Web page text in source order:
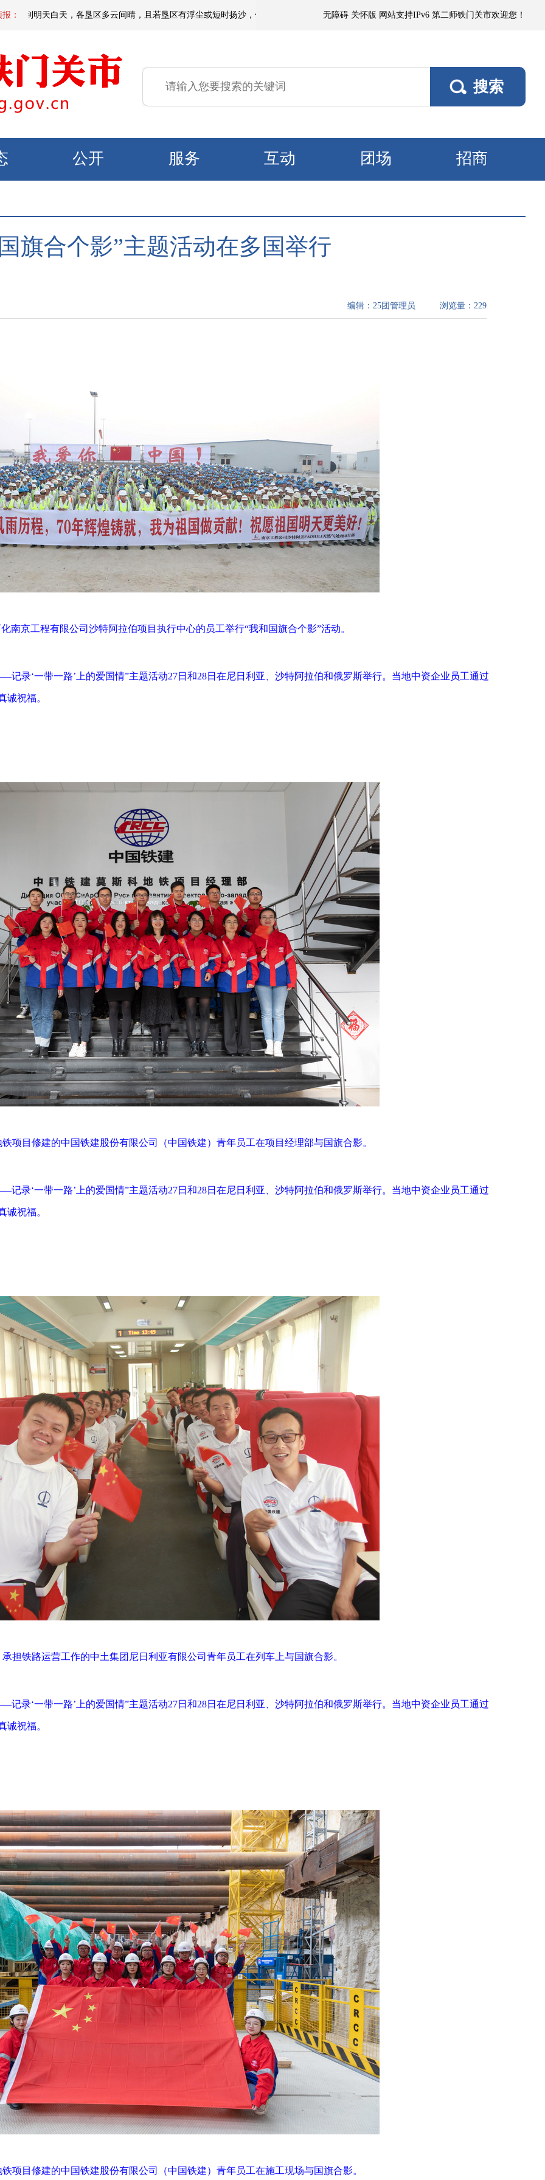
：
明天白天，各垦区多云间晴，且若垦区有浮尘或短时扬沙，偏东区域有微到小阵雨，阵风5～6级；其他垦区阵风4～5级，焉耆垦区风口阵风
无障碍 关怀版 网站支持IPv6 第二师铁门关市欢迎您！
公开 服务 互动 团场 招商
旗合个影”主题活动在多国举行
浏览量： 229
编辑： 25团管理员
南京工程有限公司沙特阿拉伯项目执行中心的员工举行“我和国旗合个影”活动。
录‘一带一路’上的爱国情”主题活动27日和28日在尼日利亚、沙特阿拉伯和俄罗斯举行。当地中资企业员工通过
诚祝福。
项目修建的中国铁建股份有限公司（中国铁建）青年员工在项目经理部与国旗合影。
录‘一带一路’上的爱国情”主题活动27日和28日在尼日利亚、沙特阿拉伯和俄罗斯举行。当地中资企业员工通过
诚祝福。
担铁路运营工作的中土集团尼日利亚有限公司青年员工在列车上与国旗合影。
录‘一带一路’上的爱国情”主题活动27日和28日在尼日利亚、沙特阿拉伯和俄罗斯举行。当地中资企业员工通过
诚祝福。
项目修建的中国铁建股份有限公司（中国铁建）青年员工在施工现场与国旗合影。